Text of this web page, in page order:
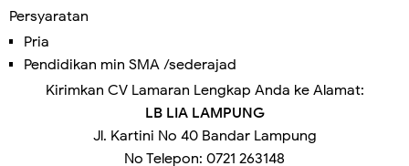
Persyaratan
Pria
Pendidikan min SMA /sederajad
Kirimkan CV Lamaran Lengkap Anda ke Alamat:
LB LIA LAMPUNG
Jl. Kartini No 40 Bandar Lampung
No Telepon: 0721 263148